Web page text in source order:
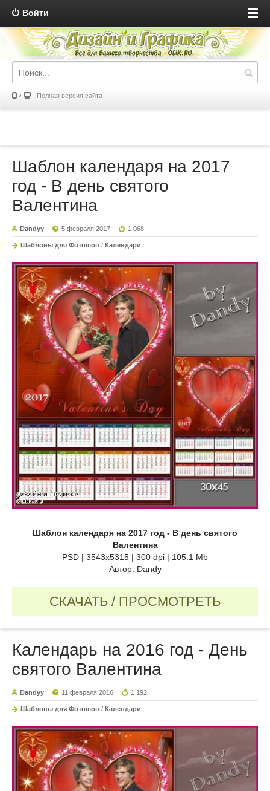
Войти
Полная версия сайта
Шаблон календаря на 2017
год - В день святого
Валентина
Dandyy 5 февраля 2017 1 068
Шаблоны для Фотошоп / Календари
Шаблон календаря на 2017 год - В день святого
Валентина
PSD | 3543x5315 | 300 dpi | 105.1 Mb
Автор: Dandy
СКАЧАТЬ / ПРОСМОТРЕТЬ
Календарь на 2016 год - День
святого Валентина
Dandyy 11 февраля 2016 1 192
Шаблоны для Фотошоп / Календари